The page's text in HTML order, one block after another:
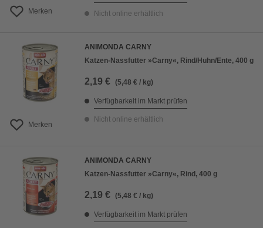
Merken Nicht online erhältlich
Merken
ANIMONDA CARNY
Katzen-Nassfutter »Carny«, Rind/Huhn/Ente, 400 g
2,19 € (5,48 € / kg)
Verfügbarkeit im Markt prüfen
Nicht online erhältlich
ANIMONDA CARNY
Katzen-Nassfutter »Carny«, Rind, 400 g
2,19 € (5,48 € / kg)
Verfügbarkeit im Markt prüfen